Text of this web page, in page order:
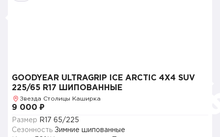
GOODYEAR ULTRAGRIP ICE ARCTIC 4X4 SUV
225/65 R17 ШИПОВАННЫЕ
Звезда Столицы Каширка
9 000 ₽
Размер
R17 65/225
Сезонность Зимние шипованные